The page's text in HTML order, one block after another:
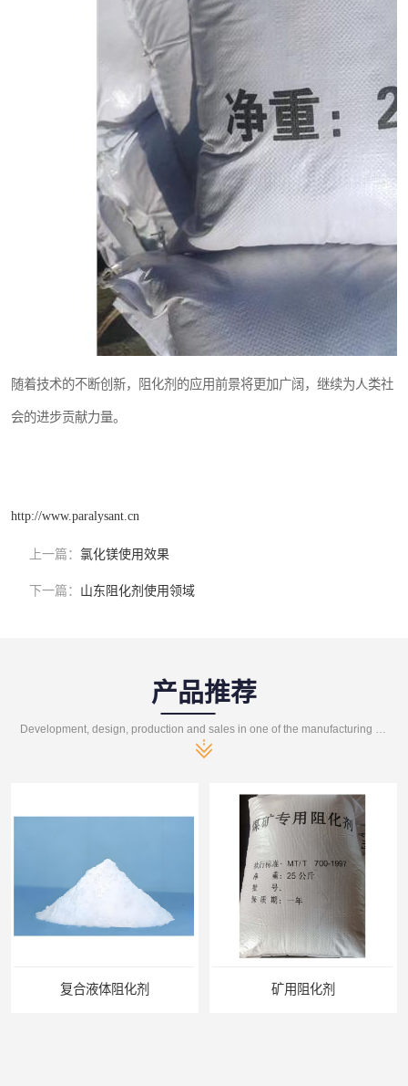
随着技术的不断创新，阻化剂的应用前景将更加广阔，继续为人类社
会的进步贡献力量。
http://www.paralysant.cn
上一篇： 氯化镁使用效果
下一篇： 山东阻化剂使用领域
产品推荐
Development, design, production and sales in one of the manufacturing enterprises
复合液体阻化剂 矿用阻化剂